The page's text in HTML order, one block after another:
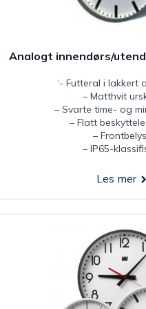
Analogt innendørs/
‘- Futteral i lakkert
– Matthvit
– Svarte time- og
– Flatt
–
– IP65-
Les mer